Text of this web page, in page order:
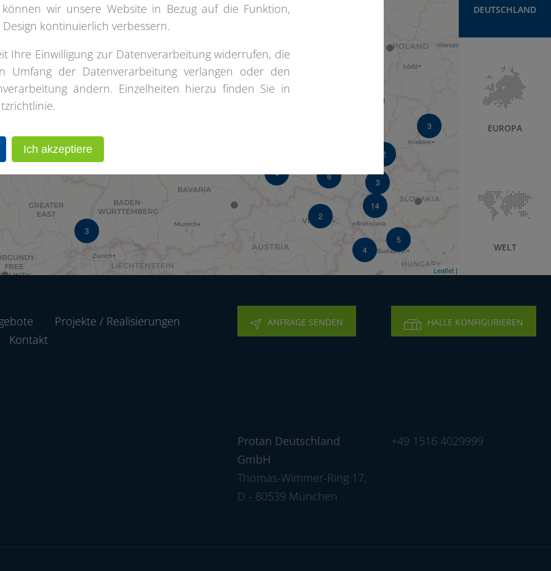
3
3
3
2
2
4
14
5
4
3
5
6
3
9
Leaflet | ©
DEUTSCHLAND
EUROPA
WELT
Projekte / Realisierungen
Kontakt
ANFRAGE SENDEN HALLE KONFIGURIEREN
Protan Deutschland
GmbH
Thomas-Wimmer-Ring 17,
D - 80539 München
+49 1516 4029999
können wir unsere Website in Bezug auf die Funktion,
kontinuierlich verbessern.
Ihre Einwilligung zur Datenverarbeitung widerrufen, die
Umfang der Datenverarbeitung verlangen oder den
ändern. Einzelheiten hierzu finden Sie in
Ich akzeptiere